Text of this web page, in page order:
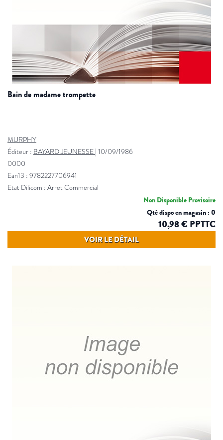
bain de madame trompette
MURPHY
Éditeur : BAYARD JEUNESSE 10/09/1986
0000
Ean13 : 9782227706941
Etat Dilicom : Arret Commercial
Non Disponible Provisoire
Qté dispo en magasin : 0
10,98 € PPTTC
VOIR LE DÉTAIL